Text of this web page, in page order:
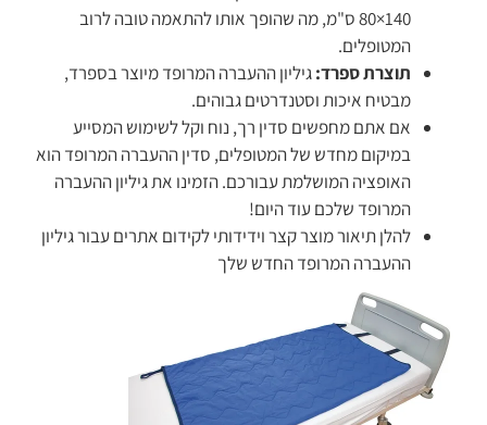
140×80 ס"מ, מה שהופך אותו להתאמה טובה לרוב
המטופלים.
תוצרת ספרד:גיליון ההעברה המרופד מיוצר בספרד,
מבטיח איכות וסטנדרטים גבוהים.
אם אתם מחפשים סדין רך, נוח וקל לשימוש המסייע
במיקום מחדש של המטופלים, סדין ההעברה המרופד הוא
האופציה המושלמת עבורכם. הזמינו את גיליון ההעברה
המרופד שלכם עוד היום!
להלן תיאור מוצר קצר וידידותי לקידום אתרים עבור גיליון
ההעברה המרופד החדש שלך